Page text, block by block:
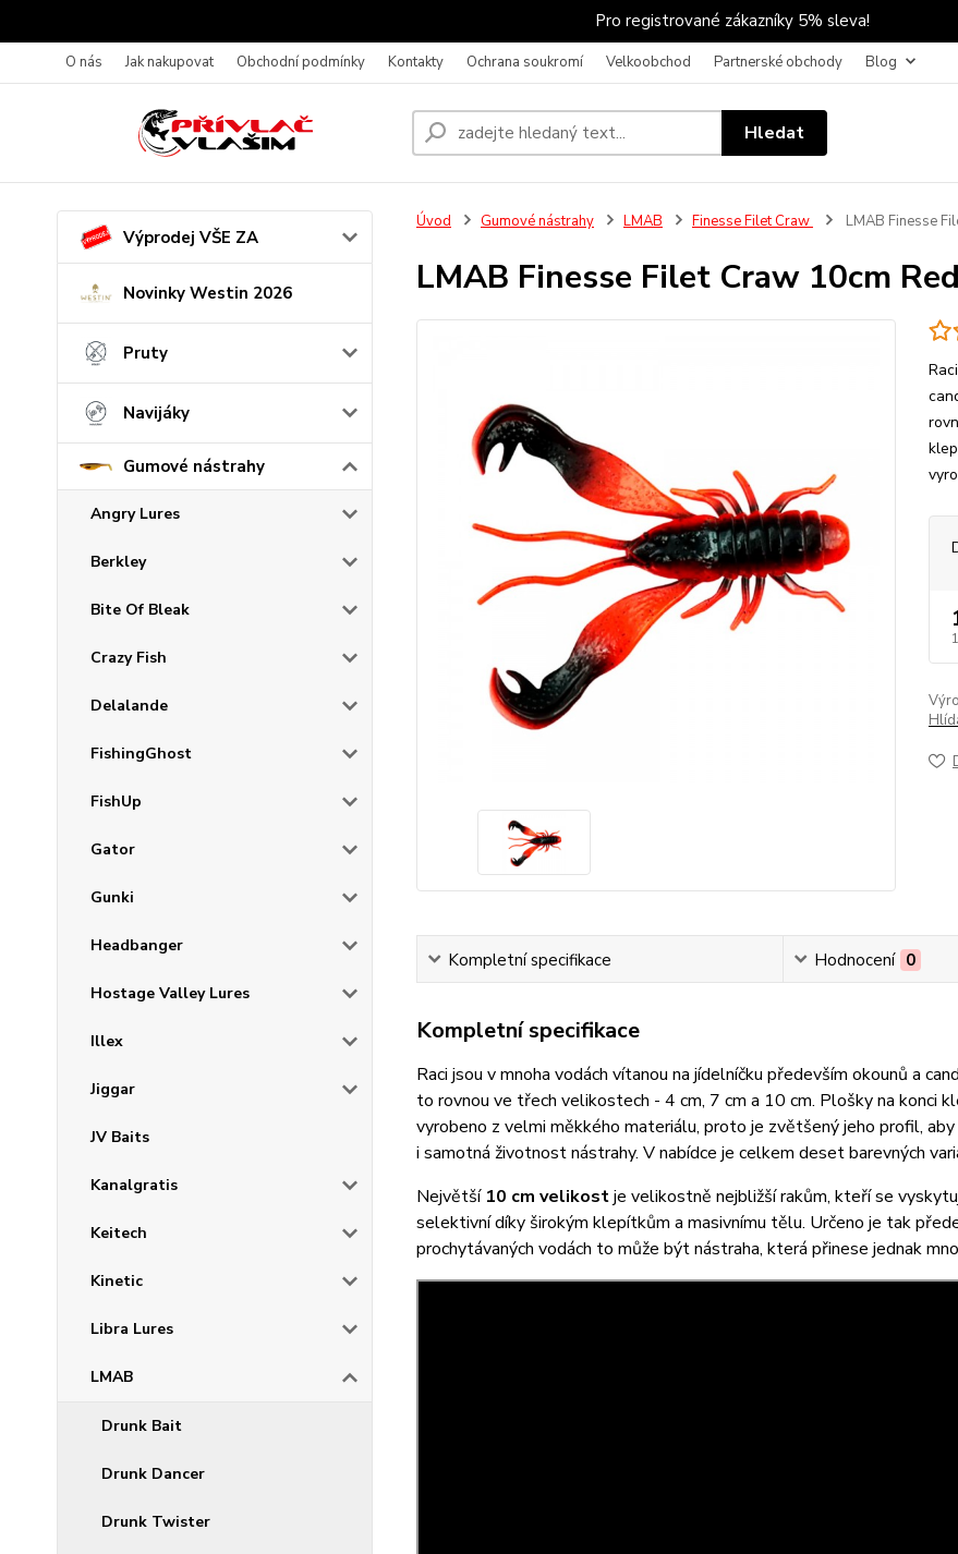
Pro registrované zákazníky 5% sleva!
O nás Jak nakupovat Obchodní podmínky Kontakty Ochrana soukromí Velkoobchod Partnerské obchody Blog
Hledat
Výprodej VŠE ZA
Novinky Westin 2026
Pruty
Navijáky
Gumové nástrahy
Angry Lures
Berkley
Bite Of Bleak
Crazy Fish
Delalande
FishingGhost
FishUp
Gator
Gunki
Headbanger
Hostage Valley Lures
Illex
Jiggar
JV Baits
Kanalgratis
Keitech
Kinetic
Libra Lures
LMAB
Drunk Bait
Drunk Dancer
Drunk Twister
Úvod Gumové nástrahy LMAB Finesse Filet Craw LMAB Finesse
LMAB Finesse Filet Craw 10cm
Kompletní specifikace Hodnocení 0
Kompletní specifikace
Raci jsou v mnoha vodách vítanou na jídelníčku především okounů a
to rovnou ve třech velikostech - 4 cm, 7 cm a 10 cm. Plošky na konci
vyrobeno z velmi měkkého materiálu, proto je zvětšený jeho profil,
i samotná životnost nástrahy. V nabídce je celkem deset barevných
Největší 10 cm velikostje velikostně nejbližší rakům, kteří se
selektivní díky širokým klepítkům a masivnímu tělu. Určeno je tak
prochytávaných vodách to může být nástraha, která přinese jednak